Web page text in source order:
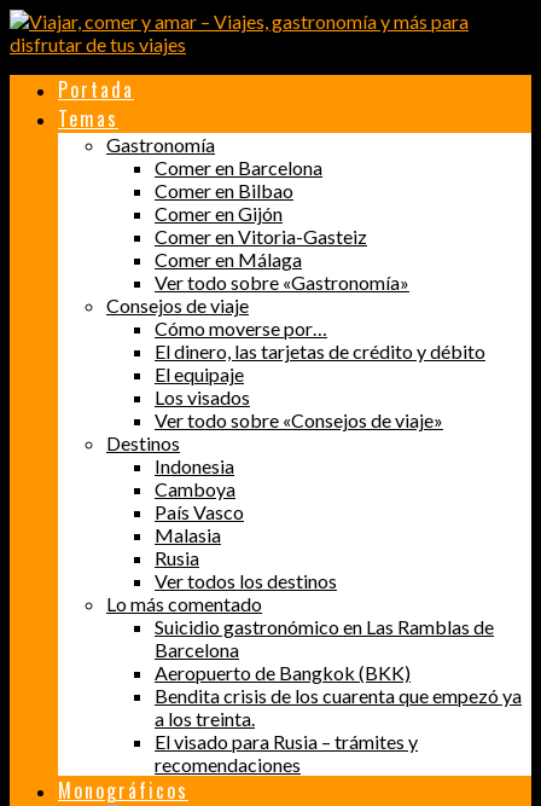
Portada
Temas
Gastronomía
Comer en Barcelona
Comer en Bilbao
Comer en Gijón
Comer en Vitoria-Gasteiz
Comer en Málaga
Ver todo sobre «Gastronomía»
Consejos de viaje
Cómo moverse por…
El dinero, las tarjetas de crédito y débito
El equipaje
Los visados
Ver todo sobre «Consejos de viaje»
Destinos
Indonesia
Camboya
País Vasco
Malasia
Rusia
Ver todos los destinos
Lo más comentado
Suicidio gastronómico en Las Ramblas de
Barcelona
Aeropuerto de Bangkok (BKK)
Bendita crisis de los cuarenta que empezó ya
a los treinta.
El visado para Rusia – trámites y
recomendaciones
Monográficos